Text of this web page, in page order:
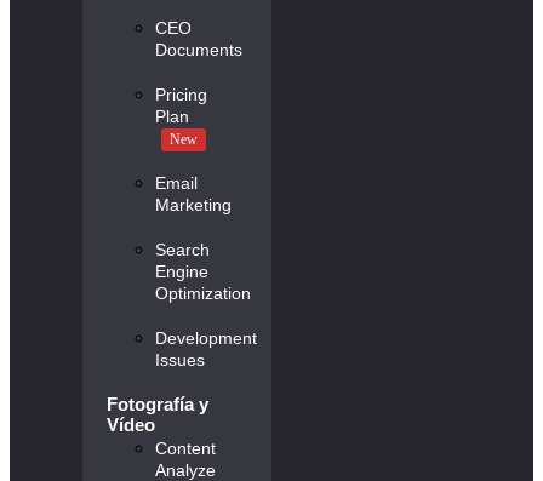
CEO
Documents
Pricing
Plan
New
Email
Marketing
Search
Engine
Optimization
Development
Issues
Fotografía y
Vídeo
Content
Analyze